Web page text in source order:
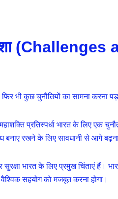
फिर भी कुछ चुनौतियों का सामना करना
प्रतिस्पर्धा भारत के लिए एक
रखने के लिए सावधानी से आगे बढ़ना
सुरक्षा भारत के लिए प्रमुख चिंताएं हैं।
सहयोग को मजबूत करना होगा।